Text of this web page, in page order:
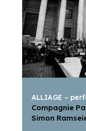
ALLIAGE –
Compagnie
Simon